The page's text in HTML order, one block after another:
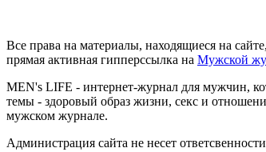
Все права на материалы, находящиеся на
прямая активная гипперссылка на Мужской
MEN's LIFE - интернет-журнал для мужчин,
темы - здоровый образ жизни, секс и
мужском журнале.
Администрация сайта не несет